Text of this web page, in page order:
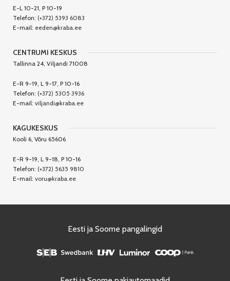
E-L 10-21, P 10-19
Telefon: (+372) 5393 6083
E-mail: eeden@kraba.ee
CENTRUMI KESKUS
Tallinna 24, Viljandi 71008
E-R 9-19, L 9-17, P 10-16
Telefon: (+372) 5305 3936
E-mail: viljandi@kraba.ee
KAGUKESKUS
Kooli 6, Võru 65606
E-R 9-19, L 9-18, P 10-16
Telefon: (+372) 5635 9810
E-mail: voru@kraba.ee
Eesti ja Soome pangalingid